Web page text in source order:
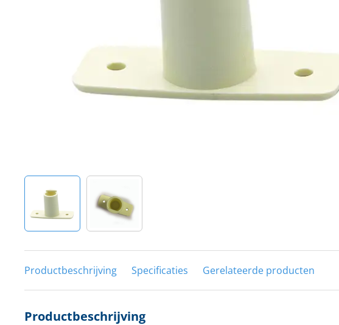
Boten, toebehoren en fun
Meubels en lifestyle
Productbeschrijving Specificaties Gerelateerde producten
Productbeschrijving